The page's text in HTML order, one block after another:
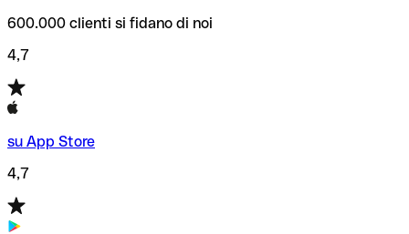
600.000 clienti si fidano di noi
4,7
su App Store
4,7